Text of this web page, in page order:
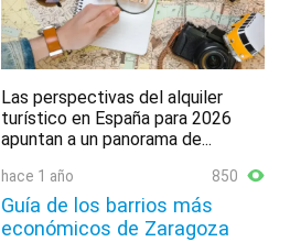
Las perspectivas del alquiler
turístico en España para 2026
apuntan a un panorama de...
hace 1 año 850
Guía de los barrios más
económicos de Zaragoza